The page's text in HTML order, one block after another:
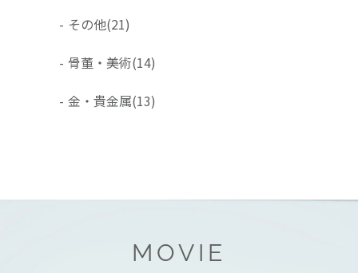
- その他(21)
- 骨董・美術(14)
- 金・貴金属(13)
MOVIE